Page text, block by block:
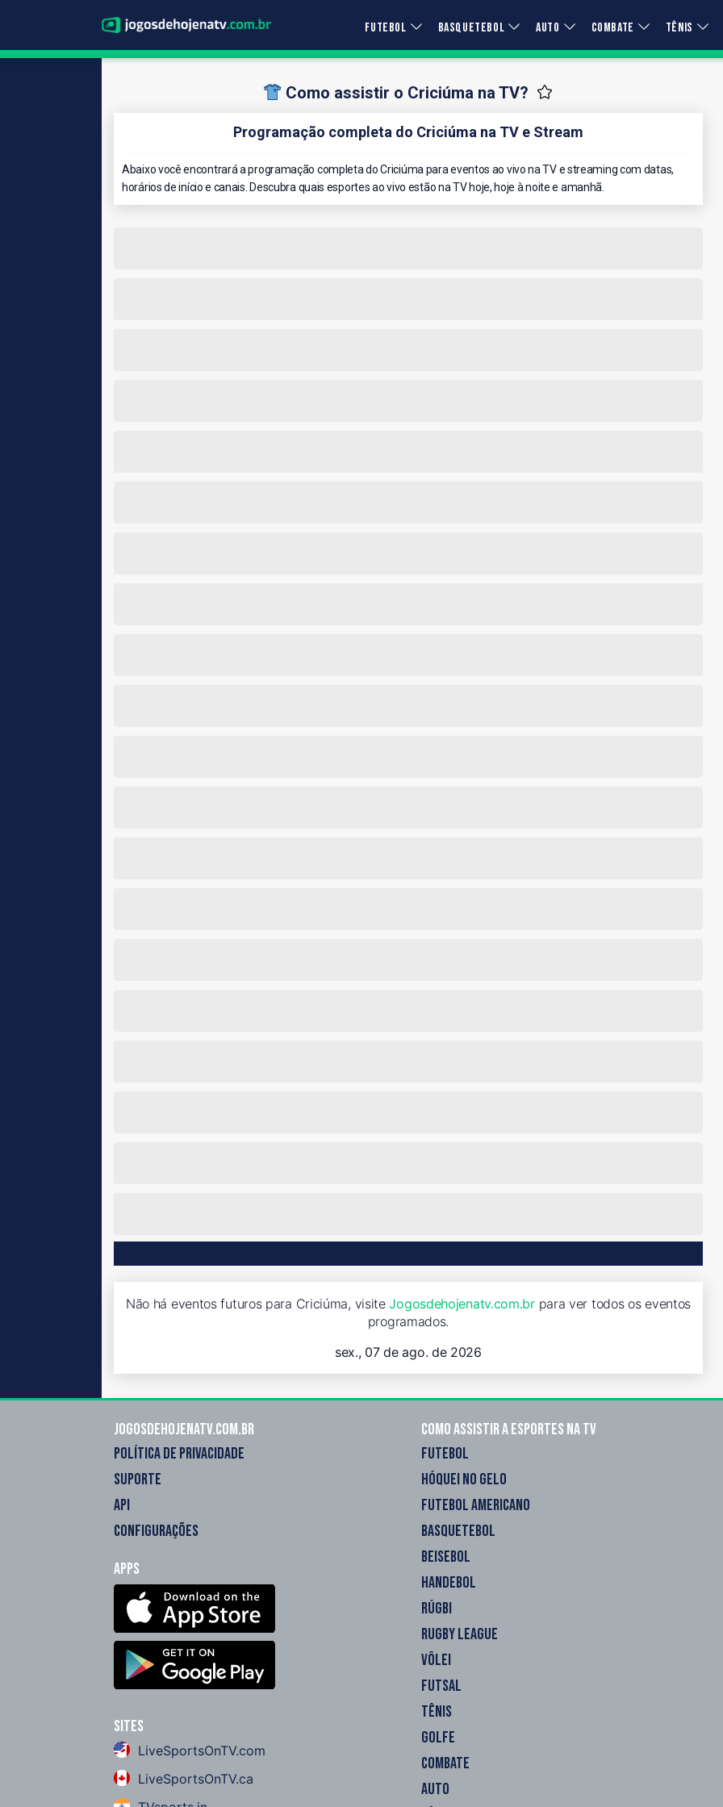
FUTEBOL BASQUETEBOL AUTO COMBATE TÊNIS
Como assistir o Criciúma na TV?
Programação completa do Criciúma na TV e Stream
Abaixo você encontrará a programação completa do Criciúma para eventos ao vivo na TV e streaming com datas,
horários de início e canais. Descubra quais esportes ao vivo estão na TV hoje, hoje à noite e amanhã.
Não há eventos futuros para Criciúma, visiteJogosdehojenatv.com.brpara ver todos os eventos
programados.
sex., 07 de ago. de 2026
Jogosdehojenatv.com.br
POLÍTICA DE PRIVACIDADE
SUPORTE
API
CONFIGURAÇÕES
Apps
Sites
LiveSportsOnTV.com
LiveSportsOnTV.ca
Como assistir a esportes na TV
FUTEBOL
HÓQUEI NO GELO
FUTEBOL AMERICANO
BASQUETEBOL
BEISEBOL
HANDEBOL
RÚGBI
RUGBY LEAGUE
VÔLEI
FUTSAL
TÊNIS
GOLFE
COMBATE
AUTO